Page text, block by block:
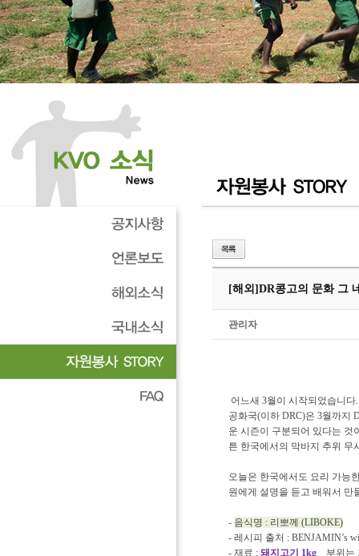
[해외] DR콩고의 문화 그
관리자
어느새 3월이 시작되었습니
공화국(이하 DRC)은 3월까지
운 시즌이 구분되어 있다는 것
튼 한국에서의 막바지 추위 무
오늘은 한국에서도 요리 가능
원에게 설명을 듣고 배워서 만
- 음식명 : 리뽀께 (LIBOKE)
- 레시피 출처 : BENJAMIN’s
- 재료 : 돼지고기 1kg
_ 부위